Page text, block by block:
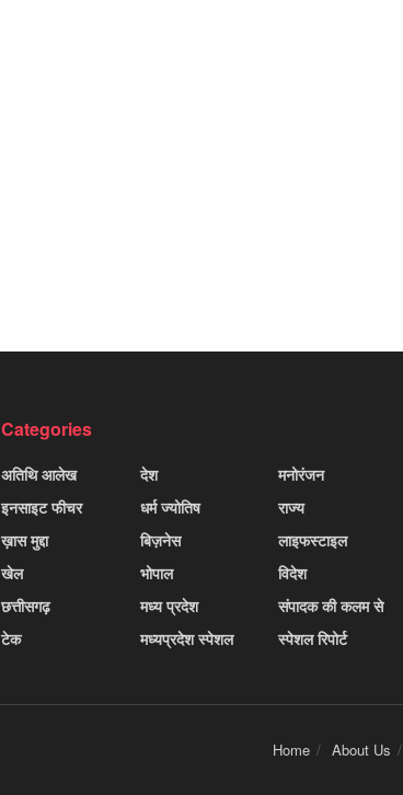
Categories
अतिथि आलेख
इनसाइट फीचर
ख़ास मुद्दा
खेल
छत्तीसगढ़
टेक
देश
धर्म ज्योतिष
बिज़नेस
भोपाल
मध्य प्रदेश
मध्यप्रदेश स्पेशल
मनोरंजन
राज्य
लाइफस्टाइल
विदेश
संपादक की कलम से
स्पेशल रिपोर्ट
Home About Us